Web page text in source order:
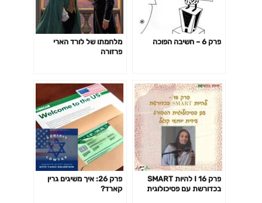
פרק 6 – חשיבה הפוכה
מלחמתו של לורד הארי
פרזורה
פרק 16 I להיות SMART
בכדורשת עם פסיכולוגית
פרק 26: איך משיגים גרין
קארד?